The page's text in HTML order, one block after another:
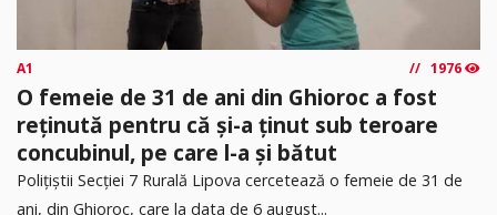
A1 1976
O femeie de 31 de ani din Ghioroc a fost
reținută pentru că și-a ținut sub teroare
concubinul, pe care l-a și bătut
​Polițiștii Secției 7 Rurală Lipova cercetează o femeie de 31 de
ani, din Ghioroc, care la data de 6 august...